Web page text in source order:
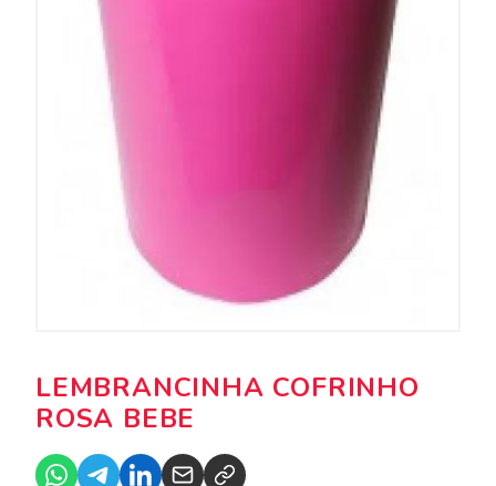
LEMBRANCINHA COFRINHO
ROSA BEBE